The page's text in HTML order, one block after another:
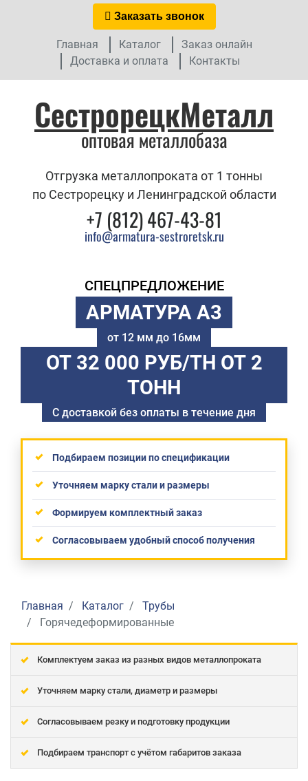
Заказать звонок
Главная Каталог
Заказ онлайн
Доставка и оплата
Контакты
СестрорецкМеталл
оптовая металлобаза
Отгрузка металлопроката от 1 тонны
по Сестрорецку и Ленинградской области
+7 (812) 467-43-81
info@armatura-sestroretsk.ru
СПЕЦПРЕДЛОЖЕНИЕ
АРМАТУРА А3
от 12 мм до 16мм
ОТ 32 000 РУБ/ТН ОТ 2
ТОНН
С доставкой без оплаты в течение дня
Подбираем позиции по спецификации
Уточняем марку стали и размеры
Формируем комплектный заказ
Согласовываем удобный способ получения
Главная Каталог
Трубы
Горячедеформированные
Комплектуем заказ из разных видов металлопроката
Уточняем марку стали, диаметр и размеры
Согласовываем резку и подготовку продукции
Подбираем транспорт с учётом габаритов заказа